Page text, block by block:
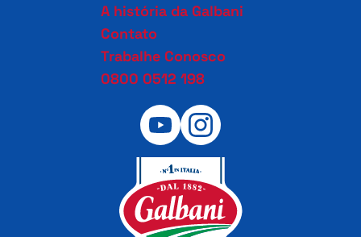
A história da Galbani
Contato
Trabalhe Conosco
0800 0512 198